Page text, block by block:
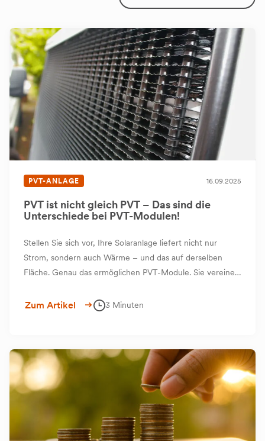
PVT-ANLAGE 16.09.2025
PVT ist nicht gleich PVT – Das sind die
Unterschiede bei PVT-Modulen!
Stellen Sie sich vor, Ihre Solaranlage liefert nicht nur
Strom, sondern auch Wärme – und das auf derselben
Fläche. Genau das ermöglichen PVT-Module. Sie vereinen
Modul.
Zum Artikel 3 Minuten